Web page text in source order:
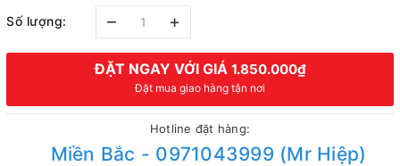
Số lượng: – +
ĐẶT NGAY VỚI GIÁ 1.850.000₫
Đặt mua giao hàng tận nơi
Hotline đặt hàng:
Miền Bắc - 0971043999 (Mr Hiệp)